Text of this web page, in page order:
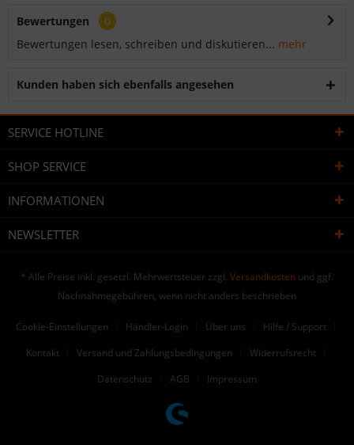
Bewertungen
0
Bewertungen lesen, schreiben und diskutieren... mehr
Kunden haben sich ebenfalls angesehen
SERVICE HOTLINE
SHOP SERVICE
INFORMATIONEN
NEWSLETTER
* Alle Preise inkl. gesetzl. Mehrwertsteuer zzgl. Versandkosten und ggf.
Nachnahmegebühren, wenn nicht anders beschrieben
Cookie-Einstellungen Händler-Login Über uns
Hilfe / Support
Kontakt
Versand und Zahlungsbedingungen
Widerrufsrecht
Datenschutz
AGB Impressum